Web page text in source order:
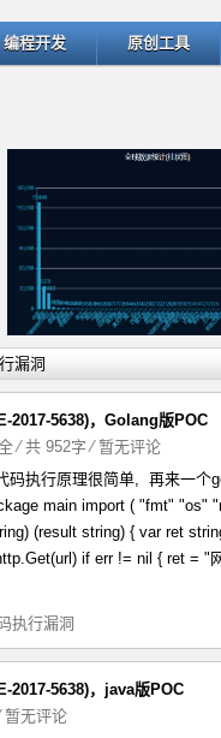
编程开发 原创工具
ThinkPHP v5.1.22曝
漏洞
2017-5638)，Golang版POC
⁄ 共 952字⁄暂无评论
码执行原理很简单, 再来一个
main import ( "fmt" "os"
(result string) { var ret
if err != nil { ret = "
执行漏洞
2017-5638)，java版POC
暂无评论